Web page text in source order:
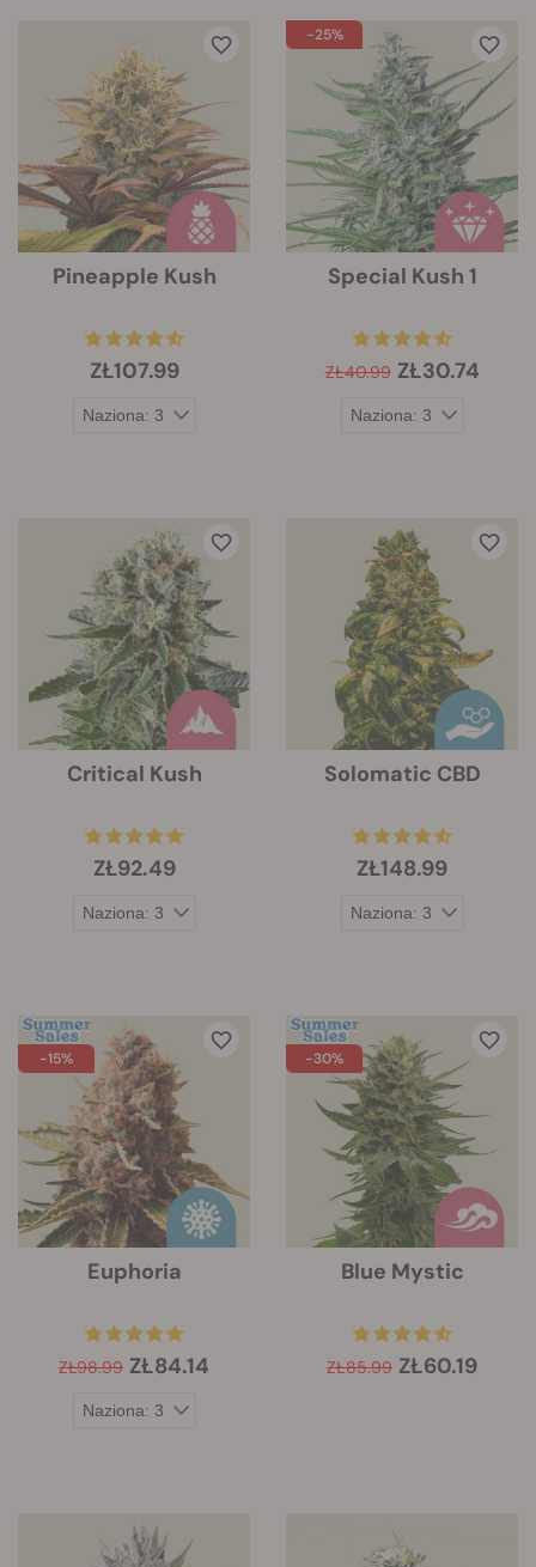
Pineapple Kush
ZŁ107.99
-25%
Special Kush 1
ZŁ40.99 ZŁ30.74
Critical Kush
ZŁ92.49
Solomatic CBD
ZŁ148.99
-15%
Euphoria
ZŁ98.99 ZŁ84.14
-30%
Blue Mystic
ZŁ85.99 ZŁ60.19